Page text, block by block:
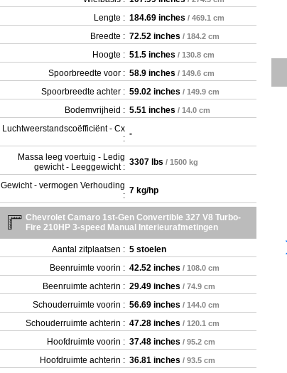
Lengte : 184.69 inches / 469.1 cm
Breedte : 72.52 inches / 184.2 cm
Hoogte : 51.5 inches / 130.8 cm
Spoorbreedte voor : 58.9 inches / 149.6 cm
Spoorbreedte achter : 59.02 inches / 149.9 cm
Bodemvrijheid : 5.51 inches / 14.0 cm
Luchtweerstandscoëfficiënt - Cx
: -
Massa leeg voertuig - Ledig
gewicht - Leeggewicht : 3307 lbs / 1500 kg
Gewicht - vermogen Verhouding
: 7 kg/hp
Chevrolet Camaro 1st-Gen Convertible 327 V8 Turbo-
Fire 210HP 3-speed Manual Interieurafmetingen
Aantal zitplaatsen : 5 stoelen
Beenruimte voorin : 42.52 inches / 108.0 cm
Beenruimte achterin : 29.49 inches / 74.9 cm
Schouderruimte voorin : 56.69 inches / 144.0 cm
Schouderruimte achterin : 47.28 inches / 120.1 cm
Hoofdruimte voorin : 37.48 inches / 95.2 cm
Hoofdruimte achterin : 36.81 inches / 93.5 cm